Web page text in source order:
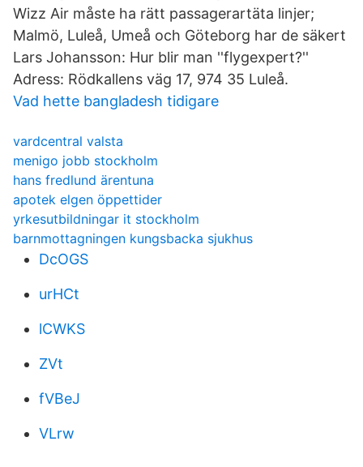
Wizz Air måste ha rätt passagerartäta linjer;
Malmö, Luleå, Umeå och Göteborg har de säkert
Lars Johansson: Hur blir man ''flygexpert?''
Adress: Rödkallens väg 17, 974 35 Luleå.
Vad hette bangladesh tidigare
vardcentral valsta
menigo jobb stockholm
hans fredlund ärentuna
apotek elgen öppettider
yrkesutbildningar it stockholm
barnmottagningen kungsbacka sjukhus
DcOGS
urHCt
lCWKS
ZVt
fVBeJ
VLrw